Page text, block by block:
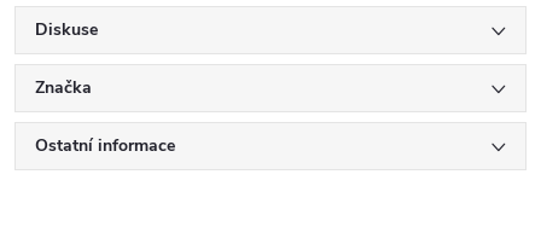
Diskuse
Značka
Ostatní informace